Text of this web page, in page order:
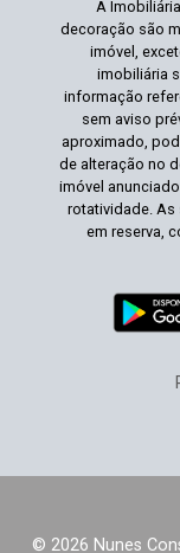
A
decoração são
imóvel,
imobiliária
informação
sem aviso
aproximado,
de alteração no
imóvel
rotatividade.
em reserva,
© 2026 Nunes